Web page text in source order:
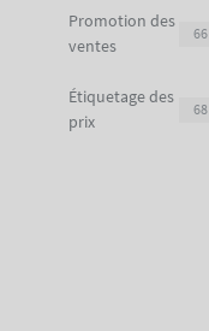
Promotion des
ventes
66
Étiquetage des
prix
68